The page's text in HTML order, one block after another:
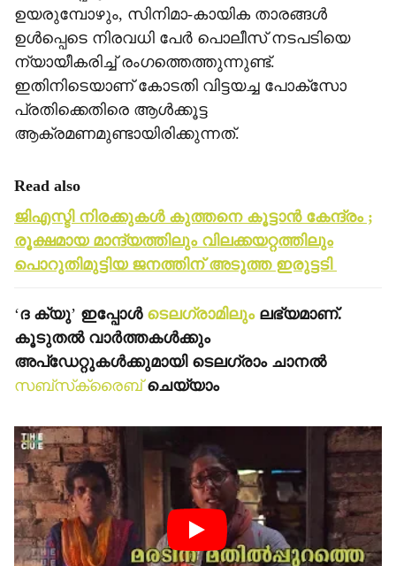
ഉയരുമ്പോഴും, സിനിമാ-കായിക താരങ്ങള്‍
ഉള്‍പ്പെടെ നിരവധി പേര്‍ പൊലീസ് നടപടിയെ
ന്യായീകരിച്ച് രംഗത്തെത്തുന്നുണ്ട്.
ഇതിനിടെയാണ് കോടതി വിട്ടയച്ച പോക്‌സോ
പ്രതിക്കെതിരെ ആള്‍ക്കൂട്ട
ആക്രമണമുണ്ടായിരിക്കുന്നത്.
Read also
ജിഎസ്ടി നിരക്കുകള്‍ കുത്തനെ കൂട്ടാന്‍ കേന്ദ്രം ;
രൂക്ഷമായ മാന്ദ്യത്തിലും വിലക്കയറ്റത്തിലും
പൊറുതിമുട്ടിയ ജനത്തിന് അടുത്ത ഇരുട്ടടി
‘ദ ക്യു’ ഇപ്പോള്‍ ടെലഗ്രാമിലും ലഭ്യമാണ്.
കൂടുതല്‍ വാര്‍ത്തകള്‍ക്കും
അപ്‌ഡേറ്റുകള്‍ക്കുമായി ടെലഗ്രാം ചാനല്‍
സബ്‌സ്‌ക്രൈബ് ചെയ്യാം